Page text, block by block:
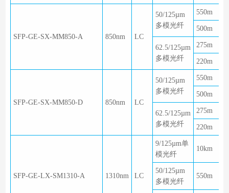
SFP-GE-SX-MM850-A 850nm LC
50/125µm
多模光纤
550m
500m
62.5/125µm
多模光纤
275m
220m
SFP-GE-SX-MM850-D 850nm LC
50/125µm
多模光纤
550m
500m
62.5/125µm
多模光纤
275m
220m
SFP-GE-LX-SM1310-A 1310nm LC
9/125µm单
模光纤
10km
50/125µm
多模光纤
550m